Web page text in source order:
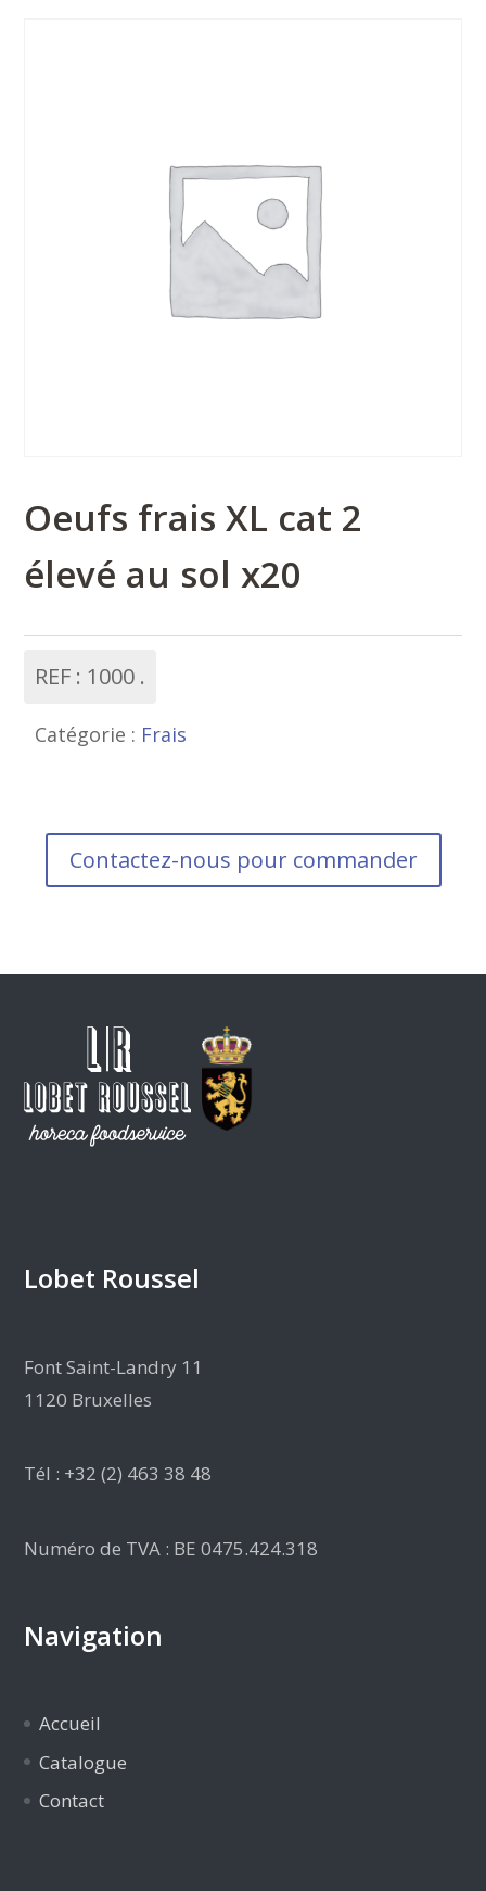
Oeufs frais XL cat 2
élevé au sol x20
REF : 1000
Catégorie : Frais
Contactez-nous pour commander
Lobet Roussel
Font Saint-Landry 11
1120 Bruxelles
Tél : +32 (2) 463 38 48
Numéro de TVA : BE 0475.424.318
Navigation
Accueil
Catalogue
Contact